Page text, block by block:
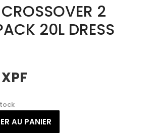
2
20L DRESS
XPF
AU PANIER